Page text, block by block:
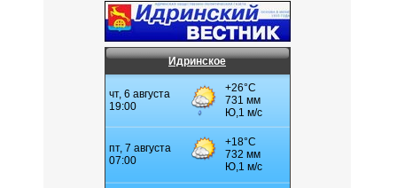
Идринское